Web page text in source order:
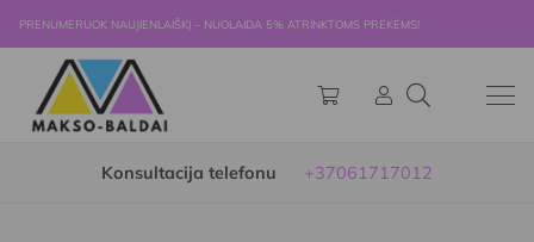
PRENUMERUOK NAUJIENLAIŠKĮ – NUOLAIDA 5% ATRINKTOMS PREKĖMS!
Konsultacija telefonu +37061717012